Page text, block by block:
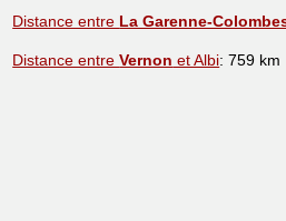
Distance entre La Garenne-
Distance entreVernon et Albi: 759 km